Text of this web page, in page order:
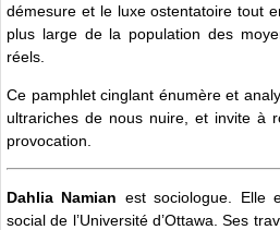
démesure et le luxe ostentatoire tout
plus large de la population des
réels.
Ce pamphlet cinglant énumère et
ultrariches de nous nuire, et invite à
provocation.
Dahlia Namian est sociologue. Elle
social de l’Université d’Ottawa. Ses